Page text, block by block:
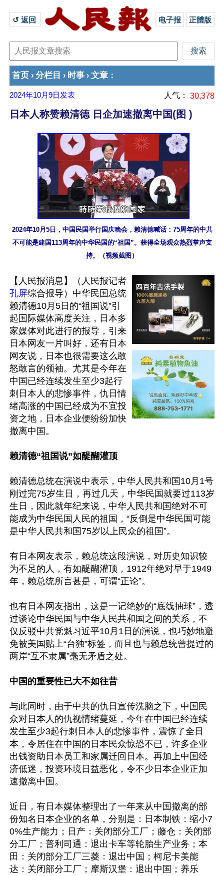
↺ 返回 电子报 正體版
首页 › 分栏目 › 时事 › 文章 ：
2024年10月9日 发表 人气： 30,378
日本人称赞赖清德 日企加速撤离中国(图 )
2024年10月5日，中国民国举行国庆晚会，赖清德喊话：75周年的中共
不可能是建国113周年的中华民国的“祖国”。获得全场观众热烈掌声支
持。（视频截图）
【人民报消息】（人民报记者
孔屏综合报导）中华民国总统
赖清德10月5日的“祖国说”引
起国际媒体高度关注，日本多
家媒体对此进行的报导，引来
日本网友一片叫好，还有日本
网友说，日本也很需要这么敢
怒敢言的领袖。尤其是今年在
中国已经连续发生至少3起行
刺日本人的悲惨事件，仇日情
绪高涨的中国已经成为不宜投
资之地，日本企业便纷纷加快
撤离中国。
赖清德“祖国说”如醍醐灌顶
赖清德总统在演说中表示，中华人民共和国10月1号
刚过完75岁生日，再过几天，中华民国就要过113岁
生日，因此就年纪来说，中华人民共和国绝对不可
能成为中华民国人民的祖国，“反倒是中华民国可能
是中华人民共和国75岁以上民众的祖国”。
有日本网友表示，赖总统这段演说，对历史知识较
为不足的人，有如醍醐灌顶，1912年绝对早于1949
年，赖总统所言甚是，可谓“正论”。
也有日本网友指出，这是一记绝妙的“底线抽球”，透
过谈论中华民国与中华人民共和国之间的关系，不
仅反驳中共党魁习近平10月1日的演说，也巧妙地避
免被美国贴上“台独”标签，而且也与赖总统曾提过的
两岸“互不隶属”毫无矛盾之处。
中国的重要性已大不如往昔
与此同时，由于中共的仇日宣传洗脑之下，中国民
众对日本人的仇视情绪蔓延，今年在中国已经连续
发生至少3起行刺日本人的悲惨事件，震惊了全日
本，令居住在中国的日本民众惊恐不已，许多企业
出钱资助日本员工和家属迁回日本。再加上中国经
济低迷，投资环境日益恶化，令不少日本企业正加
速撤离中国。
近日，有日本媒体整理出了一年来从中国撤离的部
份知名日本企业的名单，分别是：日本制铁：缩小7
0%生产能力；日产：关闭部分工厂；藤仓：关闭部
分工厂；普利司通：退出卡车等轮胎生产业务；本
田：关闭部分工厂三菱：退出中国；柯尼卡美能
达：关闭部分工厂；摩斯汉堡：退出中国；养乐